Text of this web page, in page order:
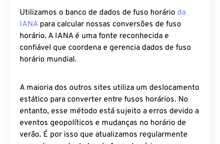
Utilizamos o banco de dados de fuso horário da
IANA para calcular nossas conversões de fuso
horário. A IANA é uma fonte reconhecida e
confiável que coordena e gerencia dados de fuso
horário mundial.
A maioria dos outros sites utiliza um deslocamento
estático para converter entre fusos horários. No
entanto, esse método está sujeito a erros devido a
eventos geopolíticos e mudanças no horário de
verão. É por isso que atualizamos regularmente